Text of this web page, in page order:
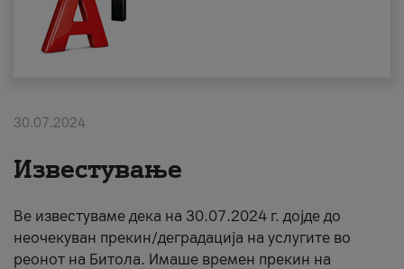
EN
Надополни кредит
Плати сметка
За нас
30.07.2024
Известување
Ве известуваме дека на 30.07.2024 г. дојде до
неочекуван прекин/деградација на услугите во
реонот на Битола. Имаше времен прекин на